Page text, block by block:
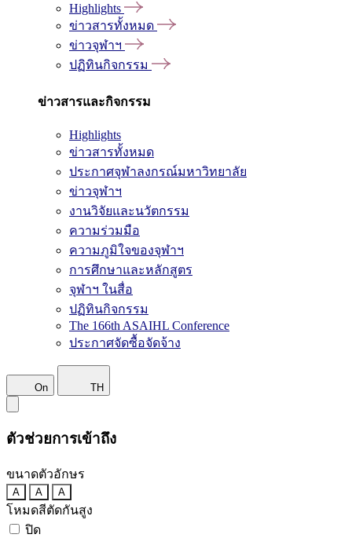
Highlights
ข่าวสารทั้งหมด
ข่าวจุฬาฯ
ปฏิทินกิจกรรม
ข่าวสารและกิจกรรม
Highlights
ข่าวสารทั้งหมด
ประกาศจุฬาลงกรณ์มหาวิทยาลัย
ข่าวจุฬาฯ
งานวิจัยและนวัตกรรม
ความร่วมมือ
ความภูมิใจของจุฬาฯ
การศึกษาและหลักสูตร
จุฬาฯ ในสื่อ
ปฏิทินกิจกรรม
The 166th ASAIHL Conference
ประกาศจัดซื้อจัดจ้าง
On TH
ตัวช่วยการเข้าถึง
ขนาดตัวอักษร
A A A
โหมดสีตัดกันสูง
ปิด